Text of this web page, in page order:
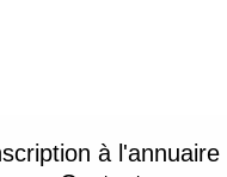
à l'annuaire